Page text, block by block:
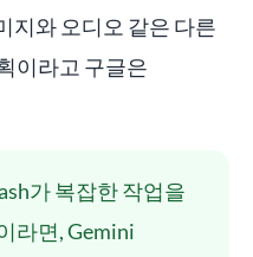
지와 오디오 같은 다른
이라고 구글은
가 복잡한 작업을
라면, Gemini